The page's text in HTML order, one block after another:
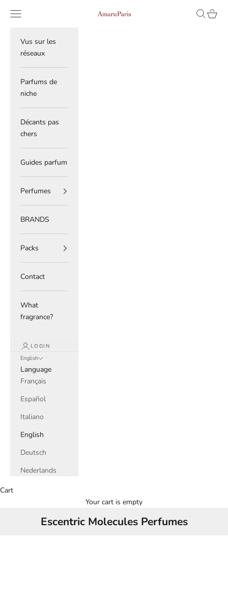
AmaruParis
Navigation menu Search
Cart
Vus sur les
réseaux
Parfums de
niche
Décants pas
chers
Guides parfum
Perfumes
BRANDS
Packs
Contact
What
fragrance?
LOGIN
English
Language
Français
Español
Italiano
English
Deutsch
Nederlands
Cart
Your cart is empty
Escentric Molecules Perfumes